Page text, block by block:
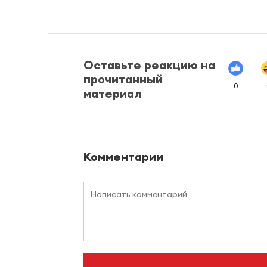
Оставьте реакцию на
прочитанный
материал
0
Комментарии